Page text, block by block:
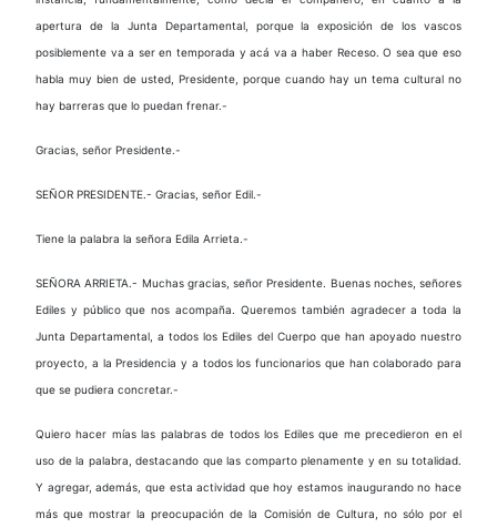
apertura de la Junta Departamental, porque la exposición de los vascos
posiblemente va a ser en temporada y acá va a haber Receso. O sea que eso
habla muy bien de usted, Presidente, porque cuando hay un tema cultural no
hay barreras que lo puedan frenar.-
Gracias, señor Presidente.-
SEÑOR PRESIDENTE.- Gracias, señor Edil.-
Tiene la palabra la señora Edila Arrieta.-
SEÑORA ARRIETA.- Muchas gracias, señor Presidente. Buenas noches, señores
Ediles y público que nos acompaña. Queremos también agradecer a toda la
Junta Departamental, a todos los Ediles del Cuerpo que han apoyado nuestro
proyecto, a la Presidencia y a todos los funcionarios que han colaborado para
que se pudiera concretar.-
Quiero hacer mías las palabras de todos los Ediles que me precedieron en el
uso de la palabra, destacando que las comparto plenamente y en su totalidad.
Y agregar, además, que esta actividad que hoy estamos inaugurando no hace
más que mostrar la preocupación de la Comisión de Cultura, no sólo por el